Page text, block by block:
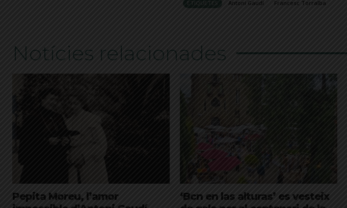
ETIQUETES Antoni Gaudí Francesc Torralba
Notícies relacionades
Pepita Moreu, l’amor
‘Bcn en las alturas’ es vesteix